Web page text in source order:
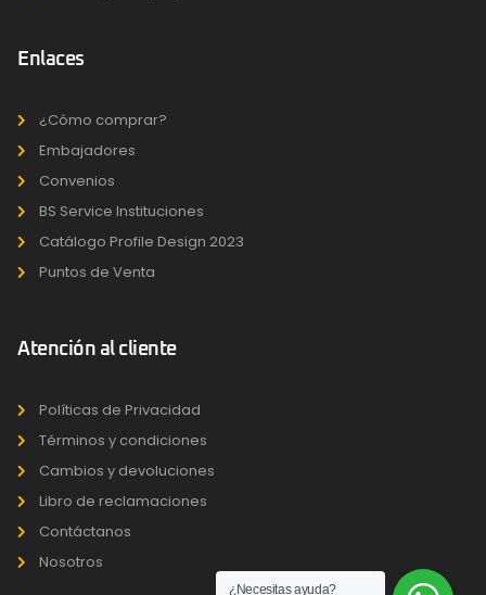
Enlaces
¿Cómo comprar?
Embajadores
Convenios
BS Service Instituciones
Catálogo Profile Design 2023
Puntos de Venta
Atención al cliente
Políticas de Privacidad
Términos y condiciones
Cambios y devoluciones
Libro de reclamaciones
Contáctanos
Nosotros
¿Necesitas ayuda?